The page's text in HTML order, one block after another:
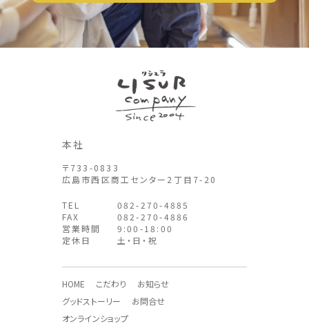
本社
〒733-0833
広島市西区商工センター2丁目7-20
TEL
082-270-4885
FAX
082-270-4886
営業時間
9:00-18:00
定休日
土・日・祝
HOME こだわり
お知らせ
グッドストーリー
お問合せ
オンラインショップ